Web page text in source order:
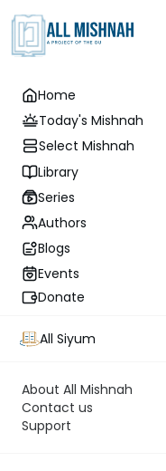
Home
Today's Mishnah
Select Mishnah
Library
Series
Authors
Blogs
Events
Donate
All Siyum
About All Mishnah
Contact us
Support
Rabbi Jack
משנה ו